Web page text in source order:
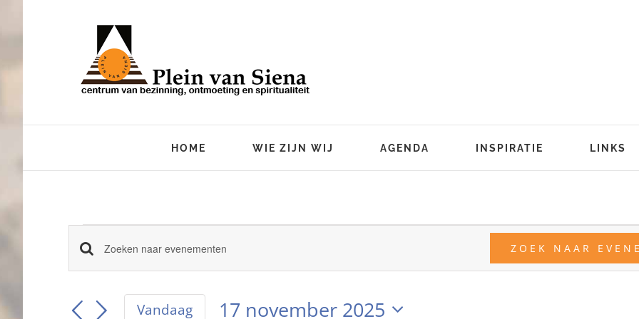
HOME WIE ZIJN WIJ AGENDA INSPIRATIE LINKS
Evenementen
Evenementen
Zoeken
Vul
een
in.
ZOEK NAAR
Vandaag
17 november 2025